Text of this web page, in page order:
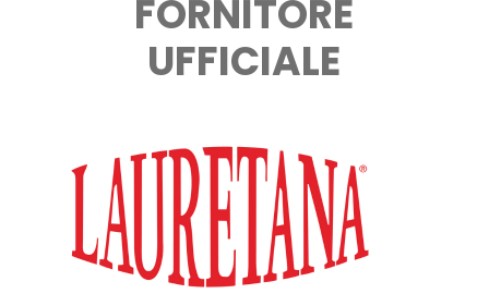
FORNITORE
UFFICIALE